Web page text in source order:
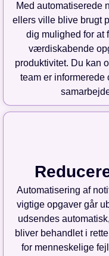
Med automatiserede
ellers ville blive brugt
dig mulighed for at
værdiskabende
produktivitet. Du kan
team er informerede
Automatisering af
vigtige opgaver går
udsendes
bliver behandlet i
for menneskelige